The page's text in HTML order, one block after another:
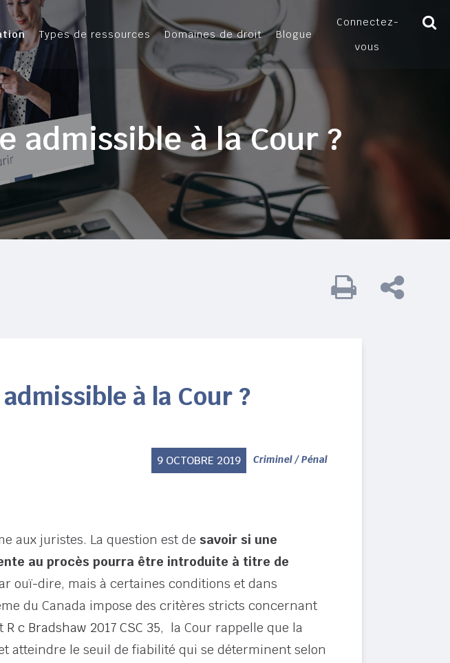
Connectez-
vous
Types de ressources Domaines de droit Blogue
à la Cour ?
à la Cour ?
9 OCTOBRE 2019 Criminel / Pénal
aux juristes. La question est de savoir si une
au procès pourra être introduite à titre de
ouï-dire, mais à certaines conditions et dans
du Canada impose des critères stricts concernant
R c Bradshaw 2017 CSC 35, la Cour rappelle que la
atteindre le seuil de fiabilité qui se déterminent selon